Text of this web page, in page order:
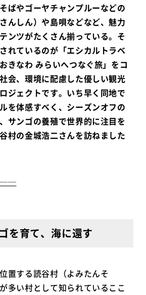
ばやゴーヤチャンプルーなどの
んしん）や島唄などなど、魅力
ンツがたくさん揃っている。そ
れているのが「エシカルトラベ
きなわ みらいへつなぐ旅」をコ
会、環境に配慮した優しい観光
ジェクトです。いち早く同地で
を体感すべく、シーズンオフの
サンゴの養殖で世界的に注目を
村の金城浩二さんを訪ねました
──
を育て、海に還す
置する読谷村（よみたんそ
多い村として知られているここ